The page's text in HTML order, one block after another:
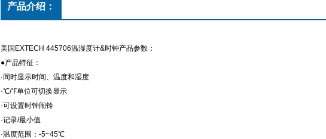
产品介绍：
美国EXTECH 445706温湿度计&时钟产品参数：
●产品特征：
·同时显示时间、温度和湿度
·℃/℉单位可切换显示
·可设置时钟闹铃
·记录/最小值
·温度范围：-5~45℃